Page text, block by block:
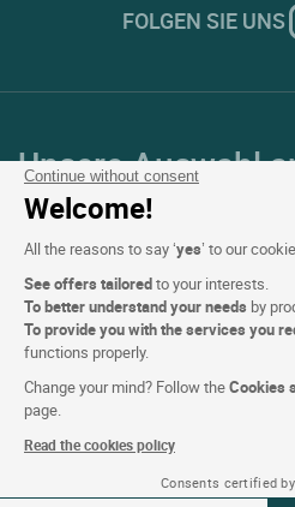
Continue without consent
Welcome!
All the reasons to say ‘yes’ to our
See offers tailoredto your interests.
To better understand your needs by
To provide you with the services you
functions properly.
Change your mind? Follow theCookies
page.
Read the cookies policy
Consents certified by
FOLGEN SIE UNS
Unsere Auswahl
Frankreich und
Top Länder
Top Regionen
Top Städte
Top Hotels